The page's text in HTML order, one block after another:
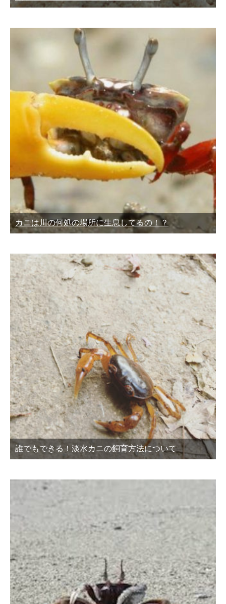
カニは川の何処の場所に生息してるの！？
誰でもできる！淡水カニの飼育方法について